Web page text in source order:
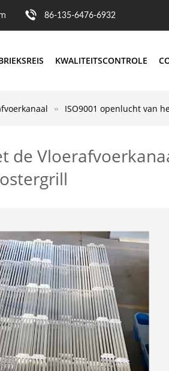
86-135-6476-6932
KWALITEITSCONTROLE
ISO9001 openlucht van
de